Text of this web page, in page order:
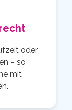
oder
– so
mit